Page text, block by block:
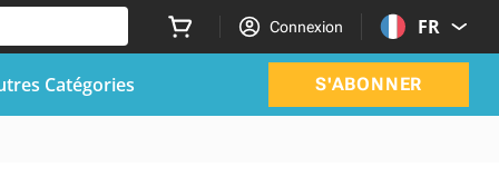
Connexion FR
Catégories S'ABONNER